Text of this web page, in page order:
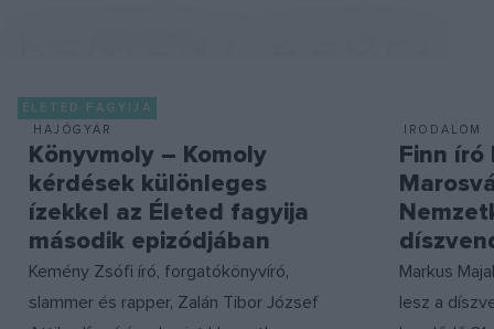
ÉLETED FAGYIJA
HAJÓGYÁR
Könyvmoly – Komoly
kérdések különleges
ízekkel az Életed fagyija
második epizódjában
Kemény Zsófi író, forgatókönyvíró,
slammer és rapper, Zalán Tibor József
IRODALOM
Finn író
Markus
lesz a